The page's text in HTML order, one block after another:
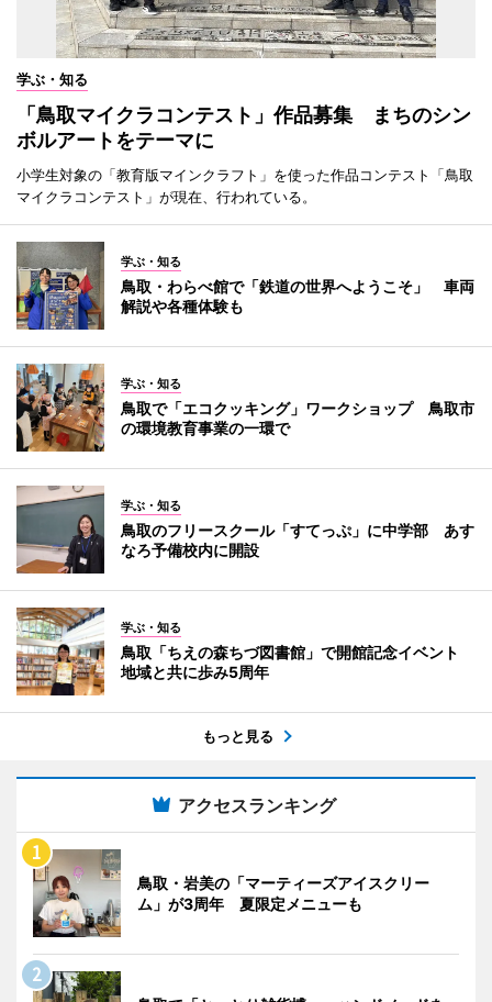
学ぶ・知る
「鳥取マイクラコンテスト」作品募集 まちのシン
ボルアートをテーマに
小学生対象の「教育版マインクラフト」を使った作品コンテスト「鳥取
マイクラコンテスト」が現在、行われている。
学ぶ・知る
鳥取・わらべ館で「鉄道の世界へようこそ」 車両
解説や各種体験も
学ぶ・知る
鳥取で「エコクッキング」ワークショップ 鳥取市
の環境教育事業の一環で
学ぶ・知る
鳥取のフリースクール「すてっぷ」に中学部 あす
なろ予備校内に開設
学ぶ・知る
鳥取「ちえの森ちづ図書館」で開館記念イベント
地域と共に歩み5周年
もっと見る
アクセスランキング
鳥取・岩美の「マーティーズアイスクリー
ム」が3周年 夏限定メニューも